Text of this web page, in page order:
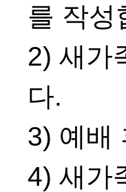
를 작성
2) 새가
다.
3) 예배
4) 새가